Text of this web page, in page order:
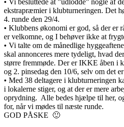
• Vi besluttede at ”udlodde” nogle af
ekstrapræmier i klubturneringen. Det
4. runde den 29/4.
• Klubbens økonomi er god, så der er
er velkomne, og I behøver ikke at
• Vi talte om de månedlige
skal annonceres mere tydeligt, hvad
større fremmøde. Der er IKKE åben i
og 2. pinsedag den 10/6, selv om det
• Med 38 deltagere i klubturneringen
i lokalerne stiger, og at der er mere
oprydning. Alle bedes hjælpe til her,
for, når vi mødes til næste runde.
GOD PÅSKE 🙂